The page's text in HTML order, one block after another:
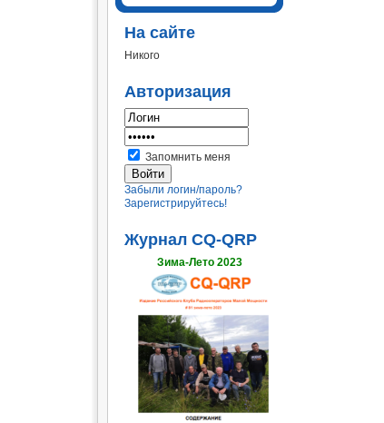
На сайте
Никого
Авторизация
Запомнить меня
Забыли логин/пароль?
Зарегистрируйтесь!
Журнал CQ-QRP
Зима-Лето 2023